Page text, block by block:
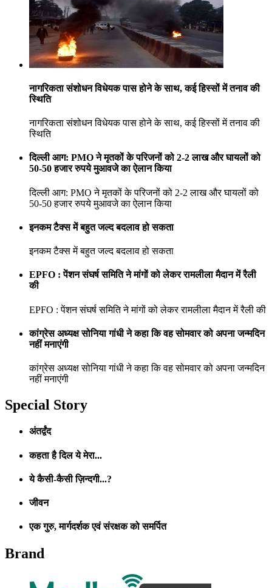
नागरिकता संशोधन विधेयक पास होने के साथ, कई हिस्सों में तनाव की
स्थिति
नागरिकता संशोधन विधेयक पास होने के साथ, कई हिस्सों में तनाव की
स्थिति
दिल्ली आग: PMO ने मृतकों के परिजनों को 2-2 लाख और घायलों को
50-50 हजार रुपये मुआवजे का ऐलान किया
दिल्ली आग: PMO ने मृतकों के परिजनों को 2-2 लाख और घायलों को
50-50 हजार रुपये मुआवजे का ऐलान किया
इनकम टैक्स में बहुत जल्द बदलाव हो सकता
इनकम टैक्स में बहुत जल्द बदलाव हो सकता
EPFO : पेंशन संघर्ष समिति ने मांगों को लेकर रामलीला मैदान में रैली
की
EPFO : पेंशन संघर्ष समिति ने मांगों को लेकर रामलीला मैदान में रैली की
कांग्रेस अध्यक्ष सोनिया गांधी ने कहा कि वह सोमवार को अपना जन्मदिन
नहीं मनाएंगी
कांग्रेस अध्यक्ष सोनिया गांधी ने कहा कि वह सोमवार को अपना जन्मदिन
नहीं मनाएंगी
Special Story
अंतर्द्वंद
कहता है दिल ये मेरा...
ये कैसी-कैसी ज़िन्दगी...?
जीवन
एक गुरु, मार्गदर्शक एवं संरक्षक को समर्पित
Brand